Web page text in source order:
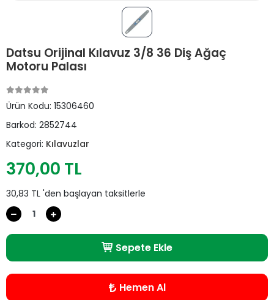
Datsu Orijinal Kılavuz 3/8 36 Diş Ağaç
Motoru Palası
Ürün Kodu: 15306460
Barkod: 2852744
Kategori: Kılavuzlar
370,00 TL
30,83 TL 'den başlayan taksitlerle
Sepete Ekle
Hemen Al